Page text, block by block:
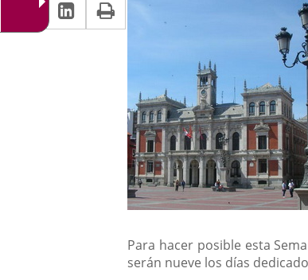
una
aplicación
una
a
aplicación
externa.
noticia
Descripción
Para hacer posible esta
serán nueve los días